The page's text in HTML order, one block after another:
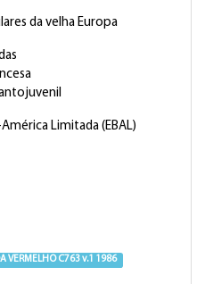
da velha Europa
Limitada (EBAL)
VERMELHO C763 v.1 1986